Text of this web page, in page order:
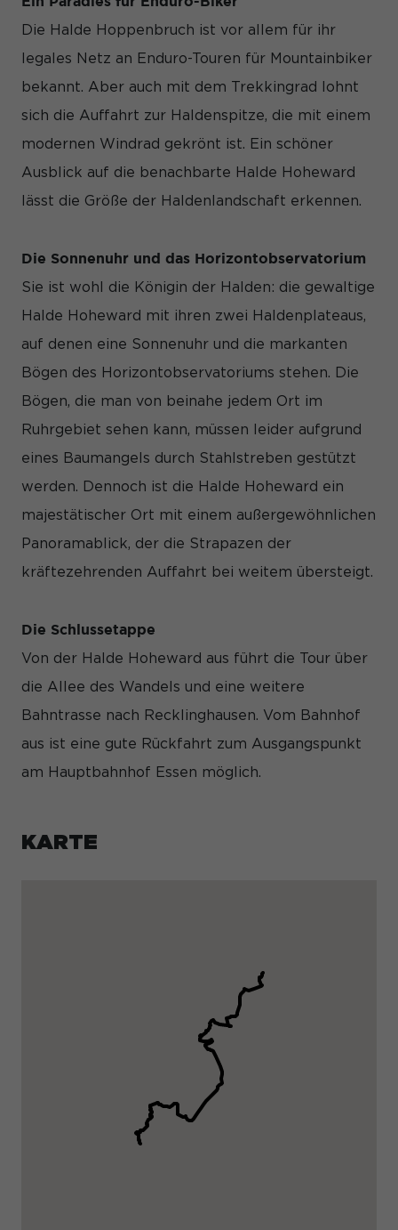
Die Halde Hoppenbruch ist vor allem für ihr
legales Netz an Enduro-Touren für Mountainbiker
bekannt. Aber auch mit dem Trekkingrad lohnt
sich die Auffahrt zur Haldenspitze, die mit einem
modernen Windrad gekrönt ist. Ein schöner
Ausblick auf die benachbarte Halde Hoheward
lässt die Größe der Haldenlandschaft erkennen.
Die Sonnenuhr und das Horizontobservatorium
Sie ist wohl die Königin der Halden: die gewaltige
Halde Hoheward mit ihren zwei Haldenplateaus,
auf denen eine Sonnenuhr und die markanten
Bögen des Horizontobservatoriums stehen. Die
Bögen, die man von beinahe jedem Ort im
Ruhrgebiet sehen kann, müssen leider aufgrund
eines Baumangels durch Stahlstreben gestützt
werden. Dennoch ist die Halde Hoheward ein
majestätischer Ort mit einem außergewöhnlichen
Panoramablick, der die Strapazen der
kräftezehrenden Auffahrt bei weitem übersteigt.
Die Schlussetappe
Von der Halde Hoheward aus führt die Tour über
die Allee des Wandels und eine weitere
Bahntrasse nach Recklinghausen. Vom Bahnhof
aus ist eine gute Rückfahrt zum Ausgangspunkt
am Hauptbahnhof Essen möglich.
KARTE